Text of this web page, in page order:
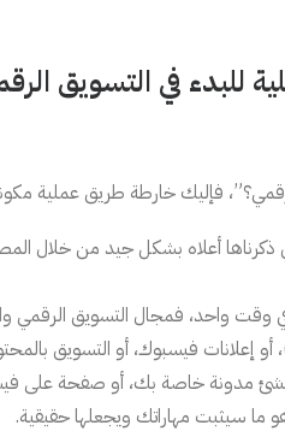
للبدء في التسويق
فإليك خارطة طريق
ذكرناها أعلاه بشكل جيد من خلال
وقت واحد، فمجال التسويق الرقمي
مدونة خاصة بك، أو صفحة على
ما سيثبت مهاراتك ويجعلها حقيقية.